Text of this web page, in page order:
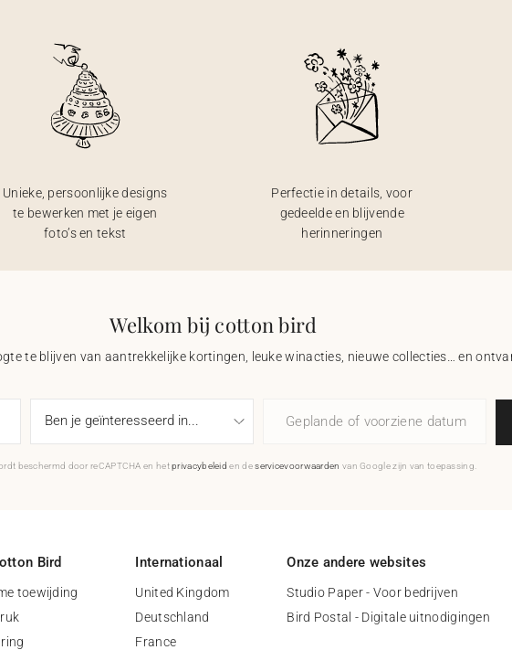
Unieke, persoonlijke designs
te bewerken met je eigen
foto’s en tekst
Perfectie in details, voor
gedeelde en blijvende
herinneringen
Welkom bij cotton bird
te blijven van aantrekkelijke kortingen, leuke winacties, nieuwe collecties… en
Geplande of voorziene datum
beschermd door reCAPTCHA en hetprivacybeleid en deservicevoorwaarden van Google zijn van toepassing.
Bird
toewijding
Internationaal
United Kingdom
Deutschland
France
Onze andere websites
Studio Paper - Voor bedrijven
Bird Postal - Digitale uitnodigingen